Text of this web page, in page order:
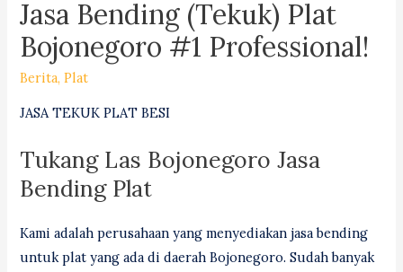
Jasa Bending (Tekuk) Plat
Bojonegoro #1 Professional!
Berita,Plat
JASA TEKUK PLAT BESI
Tukang Las Bojonegoro Jasa
Bending Plat
Kami adalah perusahaan yang menyediakan jasa bending
untuk plat yang ada di daerah Bojonegoro. Sudah banyak